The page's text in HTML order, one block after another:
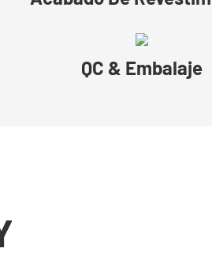
QC & Embalaje